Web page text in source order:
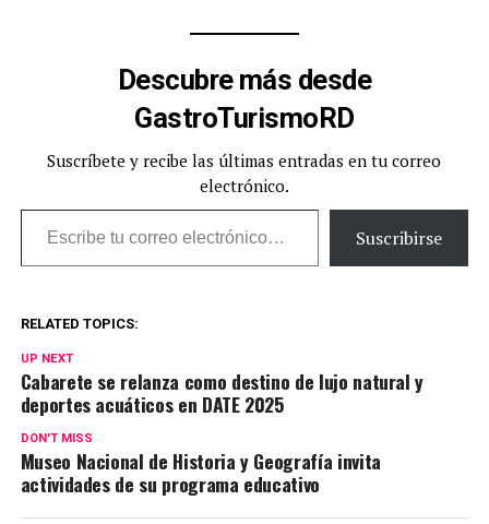
Descubre más desde
GastroTurismoRD
Suscríbete y recibe las últimas entradas en tu correo
electrónico.
Escribe tu correo electrónico…
Suscribirse
RELATED TOPICS:
UP NEXT
Cabarete se relanza como destino de lujo natural y
deportes acuáticos en DATE 2025
DON'T MISS
Museo Nacional de Historia y Geografía invita
actividades de su programa educativo